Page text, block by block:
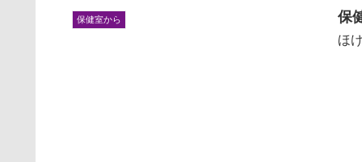
保健室から 保
ほ